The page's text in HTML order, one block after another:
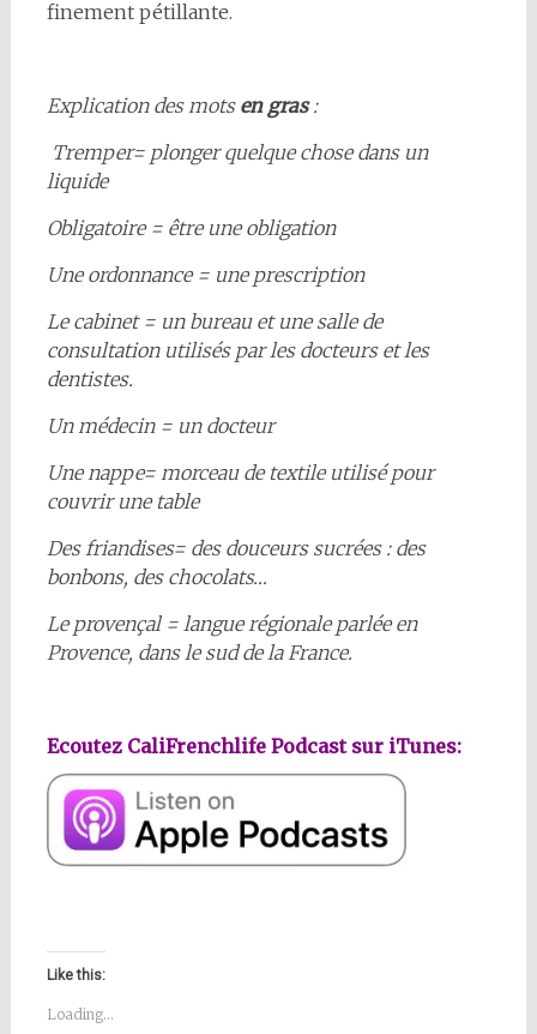
finement pétillante.
Explication des mots en gras:
Tremper= plonger quelque chose dans un
liquide
Obligatoire = être une obligation
Une ordonnance = une prescription
Le cabinet = un bureau et une salle de
consultation utilisés par les docteurs et les
dentistes.
Un médecin = un docteur
Une nappe= morceau de textile utilisé pour
couvrir une table
Des friandises= des douceurs sucrées : des
bonbons, des chocolats…
Le provençal = langue régionale parlée en
Provence, dans le sud de la France.
Ecoutez CaliFrenchlife Podcast sur iTunes:
Like this:
Loading...